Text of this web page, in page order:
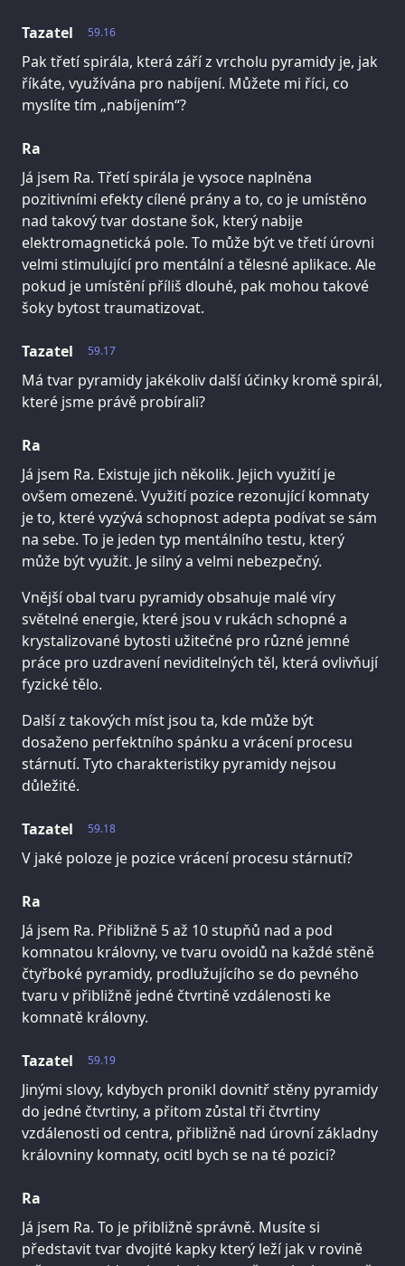
59.16
Tazatel
Pak třetí spirála, která září z vrcholu pyramidy je, jak
říkáte, využívána pro nabíjení. Můžete mi říci, co
myslíte tím „nabíjením“?
Ra
Já jsem Ra. Třetí spirála je vysoce naplněna
pozitivními efekty cílené prány a to, co je umístěno
nad takový tvar dostane šok, který nabije
elektromagnetická pole. To může být ve třetí úrovni
velmi stimulující pro mentální a tělesné aplikace. Ale
pokud je umístění příliš dlouhé, pak mohou takové
šoky bytost traumatizovat.
59.17
Tazatel
Má tvar pyramidy jakékoliv další účinky kromě spirál,
které jsme právě probírali?
Ra
Já jsem Ra. Existuje jich několik. Jejich využití je
ovšem omezené. Využití pozice rezonující komnaty
je to, které vyzývá schopnost adepta podívat se sám
na sebe. To je jeden typ mentálního testu, který
může být využit. Je silný a velmi nebezpečný.
Vnější obal tvaru pyramidy obsahuje malé víry
světelné energie, které jsou v rukách schopné a
krystalizované bytosti užitečné pro různé jemné
práce pro uzdravení neviditelných těl, která ovlivňují
fyzické tělo.
Další z takových míst jsou ta, kde může být
dosaženo perfektního spánku a vrácení procesu
stárnutí. Tyto charakteristiky pyramidy nejsou
důležité.
59.18
Tazatel
V jaké poloze je pozice vrácení procesu stárnutí?
Ra
Já jsem Ra. Přibližně 5 až 10 stupňů nad a pod
komnatou královny, ve tvaru ovoidů na každé stěně
čtyřboké pyramidy, prodlužujícího se do pevného
tvaru v přibližně jedné čtvrtině vzdálenosti ke
komnatě královny.
59.19
Tazatel
Jinými slovy, kdybych pronikl dovnitř stěny pyramidy
do jedné čtvrtiny, a přitom zůstal tři čtvrtiny
vzdálenosti od centra, přibližně nad úrovní základny
královniny komnaty, ocitl bych se na té pozici?
Ra
Já jsem Ra. To je přibližně správně. Musíte si
představit tvar dvojité kapky který leží jak v rovině